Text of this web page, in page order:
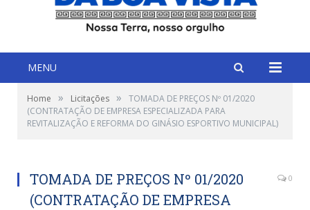
MENU
Home » Licitações »
TOMADA DE PREÇOS Nº 01/2020
(CONTRATAÇÃO DE EMPRESA ESPECIALIZADA PARA
REVITALIZAÇÃO E REFORMA DO GINÁSIO ESPORTIVO MUNICIPAL)
TOMADA DE PREÇOS Nº 01/2020
(CONTRATAÇÃO DE EMPRESA
0